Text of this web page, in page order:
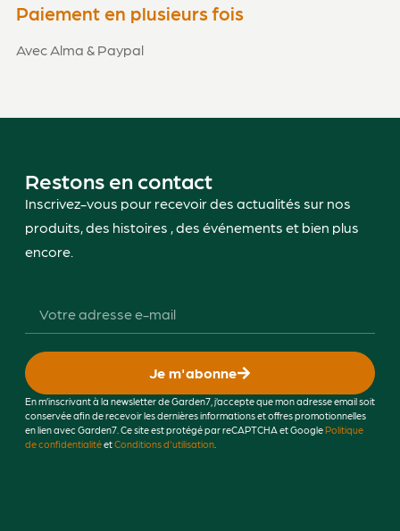
Paiement en plusieurs fois
Avec Alma & Paypal
Restons en contact
Inscrivez-vous pour recevoir des actualités sur nos
produits, des histoires , des événements et bien plus
encore.
Je m'abonne
En m’inscrivant à la newsletter de Garden7, j’accepte que mon adresse email soit
conservée afin de recevoir les dernières informations et offres promotionnelles
en lien avec Garden7. Ce site est protégé par reCAPTCHA et GooglePolitique
de confidentialitéetConditions d'utilisation.